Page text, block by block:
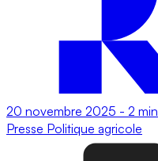
20 novembre 2025 - 2 min
Presse Politique agricole